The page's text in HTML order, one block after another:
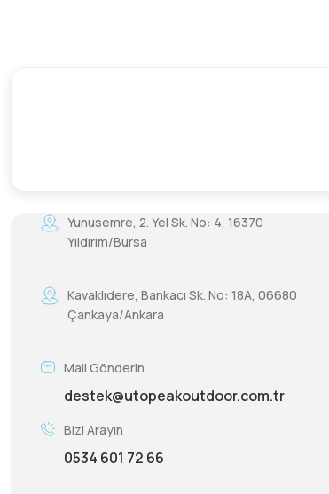
Yunusemre, 2. Yel Sk. No: 4, 16370
Yıldırım/Bursa
Kavaklıdere, Bankacı Sk. No: 18A, 06680
Çankaya/Ankara
Mail Gönderin
destek@utopeakoutdoor.com.tr
Bizi Arayın
0534 601 72 66